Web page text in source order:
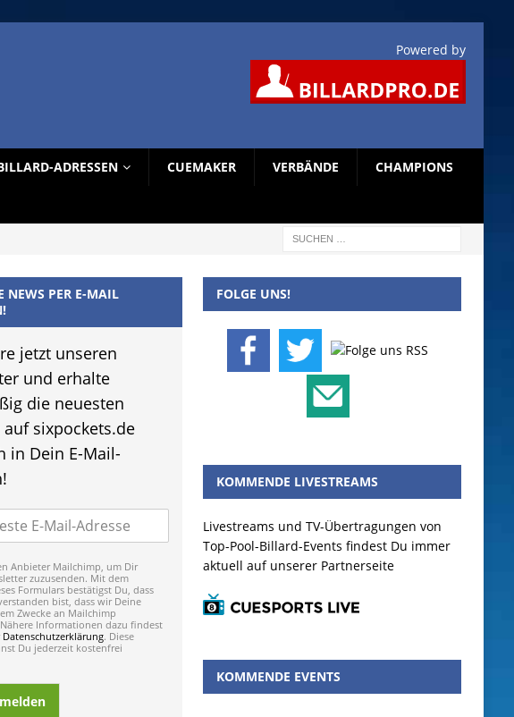
Powered by
ADRESSEN CUEMAKER VERBÄNDE CHAMPIONS
NEWS PER E-MAIL
jetzt unseren
und erhalte
die neuesten
auf sixpockets.de
in Dein E-Mail-
Anbieter Mailchimp, um Dir
zuzusenden. Mit dem
Formulars bestätigst Du, dass
bist, dass wir Deine
Zwecke an Mailchimp
Informationen dazu findest
Datenschutzerklärung. Diese
Du jederzeit kostenfrei
FOLGE UNS!
KOMMENDE LIVESTREAMS
Livestreams und TV-Übertragungen von
Top-Pool-Billard-Events findest Du immer
aktuell auf unserer Partnerseite
KOMMENDE EVENTS